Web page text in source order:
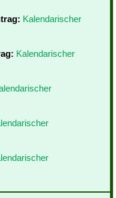
Kalendarischer
Kalendarischer